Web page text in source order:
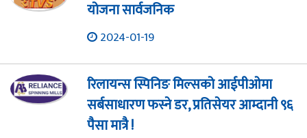
योजना सार्वजनिक
2024-01-19
रिलायन्स स्पिनिङ मिल्सको आईपीओमा
सर्बसाधारण फस्ने डर, प्रतिसेयर आम्दानी ९६
पैसा मात्रै !